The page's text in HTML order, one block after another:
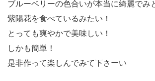
ブルーベリーの色合いが本当に綺麗でみ
紫陽花を食べているみたい！
とっても爽やかで美味しい！
しかも簡単！
是非作って楽しんでみて下さーい